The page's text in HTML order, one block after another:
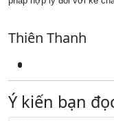
Thiên Thanh
Ý kiến bạn